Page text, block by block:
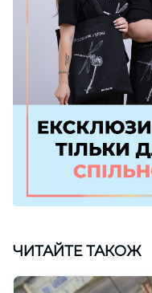
ЧИТАЙТЕ ТАКОЖ